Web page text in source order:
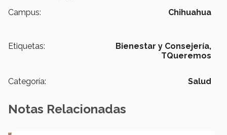
Campus:
Chihuahua
Etiquetas:
Bienestar y Consejería,
TQueremos
Categoría: Salud
Notas Relacionadas